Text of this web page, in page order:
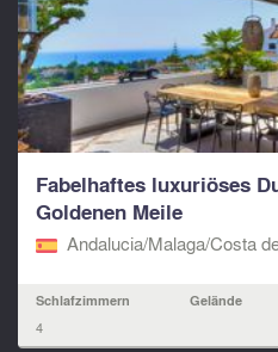
Fabelhaftes luxuriöses
Goldenen Meile
Andalucia/Malaga/Costa
Schlafzimmern
4
Gelände